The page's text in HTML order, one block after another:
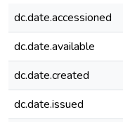
dc.date.accessioned
dc.date.available
dc.date.created
dc.date.issued